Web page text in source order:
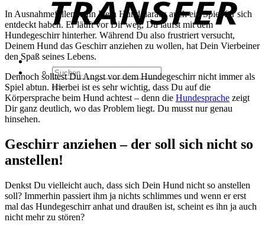
Suchen
nach:
In Ausnahmefällen kann Dein Hund daraus auch ein Spiel für sich
entdeckt haben. Er läuft vor Dir weg, Du läufst mit dem
Hundegeschirr hinterher. Während Du also frustriert versucht,
Deinem Hund das Geschirr anziehen zu wollen, hat Dein Vierbeiner
den Spaß seines Lebens.
Dennoch solltest Du Angst vor dem Hundegeschirr nicht immer als
Spiel abtun. Hierbei ist es sehr wichtig, dass Du auf die
Körpersprache beim Hund achtest – denn die Hundesprache zeigt
Dir ganz deutlich, wo das Problem liegt. Du musst nur genau
hinsehen.
Geschirr anziehen – der soll sich nicht so
anstellen!
Denkst Du vielleicht auch, dass sich Dein Hund nicht so anstellen
soll? Immerhin passiert ihm ja nichts schlimmes und wenn er erst
mal das Hundegeschirr anhat und draußen ist, scheint es ihn ja auch
nicht mehr zu stören?